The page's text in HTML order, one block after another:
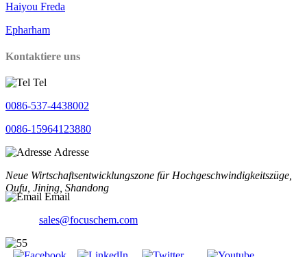
Haiyou Freda
Epharham
Kontaktiere uns
Tel
0086-537-4438002
0086-15964123880
Adresse
Neue Wirtschaftsentwicklungszone für Hochgeschwindigkeitszüge,
Qufu, Jining, Shandong
Email
sales@focuschem.com